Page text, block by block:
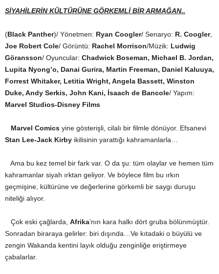
SİYAHİLERİN KÜLTÜRÜNE GÖRKEMLİ BİR ARMAĞAN..
(Black Panther)/ Yönetmen: Ryan Coogler/ Senaryo: R. Coogler,
Joe Robert Cole/ Görüntü: Rachel Morrison/Müzik: Ludwig
Göransson/ Oyuncular: Chadwick Boseman, Michael B. Jordan,
Lupita Nyong’o, Danai Gurira, Martin Freeman, Daniel Kaluuya,
Forrest Whitaker, Letitia Wright, Angela Bassett, Winston
Duke, Andy Serkis, John Kani, İsaach de Bancole/ Yapım:
Marvel Studios-Disney Films
Marvel Comics yine gösterişli, cilalı bir filmle dönüyor. Efsanevi
Stan Lee-Jack Kirby ikilisinin yarattığı kahramanlarla…
Ama bu kez temel bir fark var. O da şu: tüm olaylar ve hemen tüm
kahramanlar siyah ırktan geliyor. Ve böylece film bu ırkın
geçmişine, kültürüne ve değerlerine görkemli bir saygı duruşu
niteliği alıyor.
Çok eski çağlarda, Afrika’nın kara halkı dört gruba bölünmüştür.
Sonradan biraraya gelirler: biri dışında…Ve kıtadaki o büyülü ve
zengin Wakanda kentini layık olduğu zenginliğe eriştirmeye
çabalarlar.